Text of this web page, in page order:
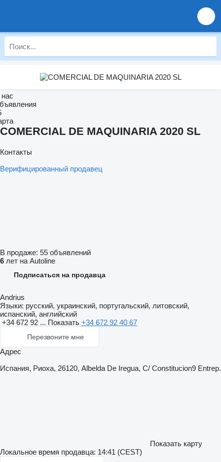
COMERCIAL DE MAQUINARIA 2020 SL
Контакты
Верифицированный продавец
В продаже: 55 объявлений
6 лет на Autoline
Подписаться на продавца
Andrius
Языки: русский, украинский, португальский, литовский,
испанский, английский
+34 672 92 ... Показать +34 672 92 40 67
Перезвоните мне
Адрес
Испания, Риоха, 26120, Albelda De Iregua, C/ Constitucion9 Entrep.
Показать карту
Локальное время продавца: 14:41 (CEST)